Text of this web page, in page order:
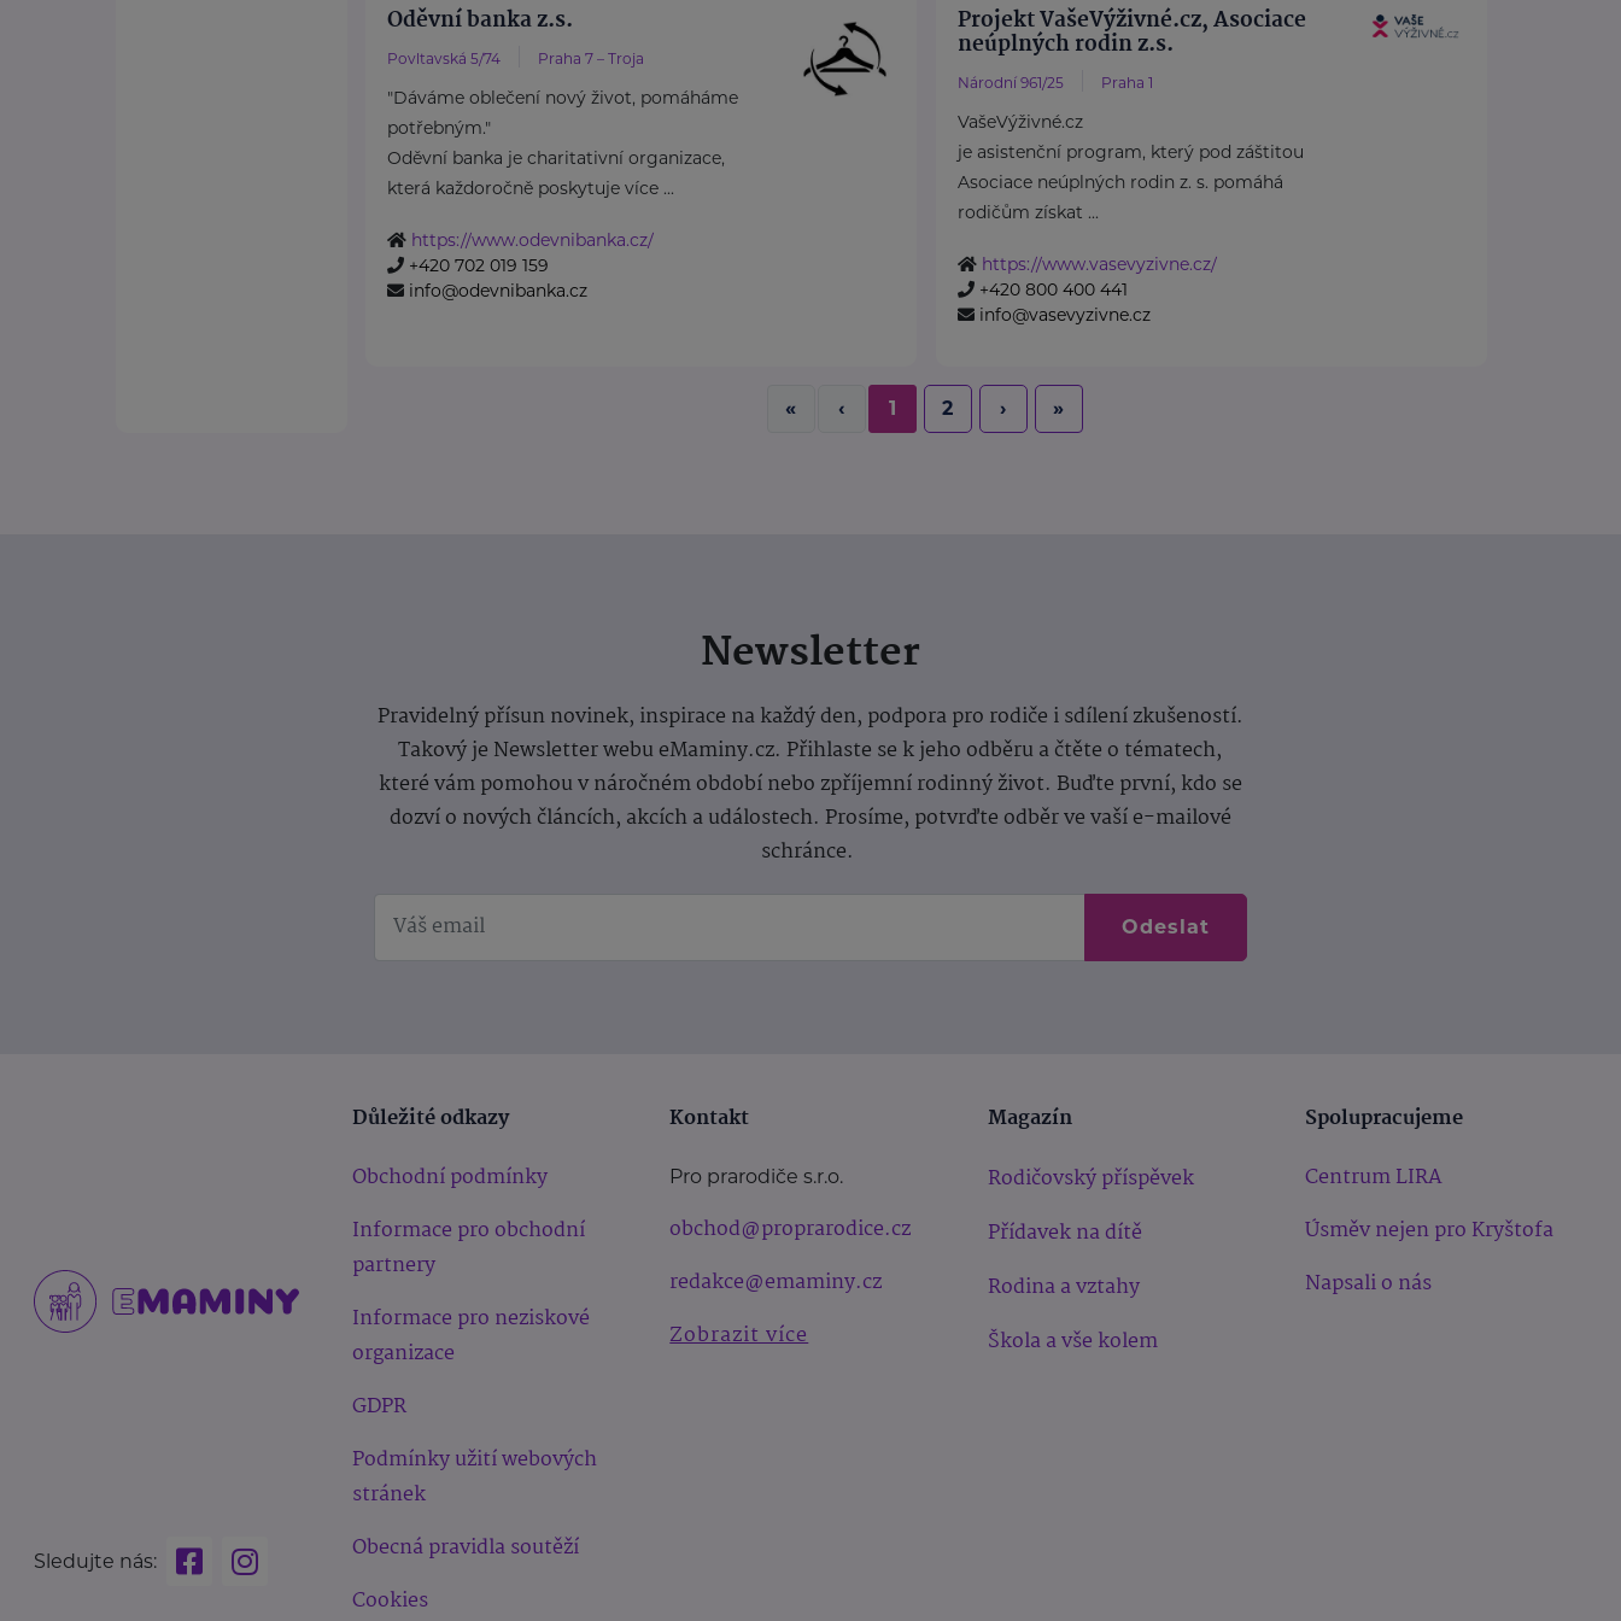
Oděvní banka z.s.
Povltavská 5/74 Praha 7 – Troja
"Dáváme oblečení nový život, pomáháme
potřebným."
Oděvní banka je charitativní organizace,
která každoročně poskytuje více ...
https://www.odevnibanka.cz/
+420 702 019 159
info@odevnibanka.cz
Projekt VašeVýživné.cz, Asociace
neúplných rodin z.s.
Národní 961/25 Praha 1
VašeVýživné.cz
je asistenční program, který pod záštitou
Asociace neúplných rodin z. s. pomáhá
rodičům získat ...
https://www.vasevyzivne.cz/
+420 800 400 441
info@vasevyzivne.cz
« ‹ 1 2 › »
Newsletter
Pravidelný přísun novinek, inspirace na každý den, podpora pro rodiče i sdílení zkušeností.
Takový je Newsletter webu eMaminy.cz. Přihlaste se k jeho odběru a čtěte o tématech,
které vám pomohou v náročném období nebo zpříjemní rodinný život. Buďte první, kdo se
dozví o nových článcích, akcích a událostech. Prosíme, potvrďte odběr ve vaší e-mailové
schránce.
Odeslat
Sledujte nás:
Důležité odkazy
Obchodní podmínky
Informace pro obchodní
partnery
Informace pro neziskové
organizace
GDPR
Podmínky užití webových
stránek
Obecná pravidla soutěží
Cookies
Kontakt
Pro prarodiče s.r.o.
obchod@proprarodice.cz
redakce@emaminy.cz
Zobrazit více
Magazín
Rodičovský příspěvek
Přídavek na dítě
Rodina a vztahy
Škola a vše kolem
Spolupracujeme
Centrum LIRA
Úsměv nejen pro Kryštofa
Napsali o nás